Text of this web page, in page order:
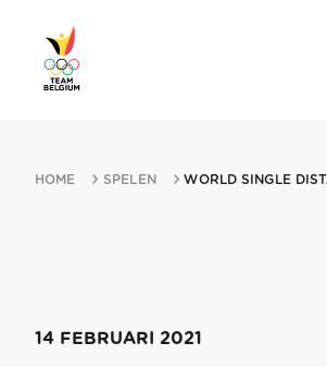
HOME SPELEN
14 FEBRUARI 2021